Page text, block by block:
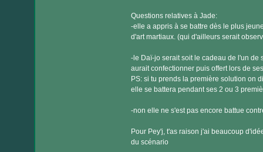
Questions relatives à Jade:
-elle a appris à se battre dès le plus
d'art martiaux. (qui d'ailleurs serait
-le Daï-jo serait soit le cadeau de l'un de
aurait confectionner puis offert lors de
PS: si tu prends la première solution on
elle se battera pendant ses 2 ou 3
-non elle ne s'est pas encore battue
Pour Pey'j, t'as raison j'ai beaucoup
du scénario